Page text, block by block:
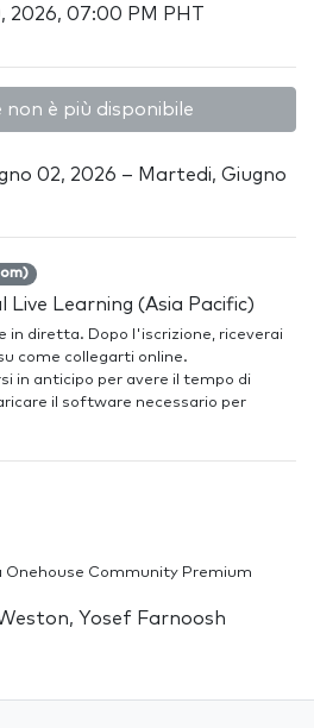
2026, 07:00 PM PHT
non è più disponibile
02, 2026 – Martedi, Giugno
Live Learning (Asia Pacific)
in diretta. Dopo l'iscrizione, riceverai
come collegarti online.
in anticipo per avere il tempo di
il software necessario per
Community Premium
Yosef Farnoosh